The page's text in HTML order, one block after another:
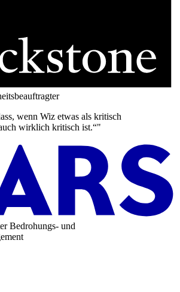
wenn Wiz etwas als kritisch
wirklich kritisch ist.“"
Bedrohungs- und